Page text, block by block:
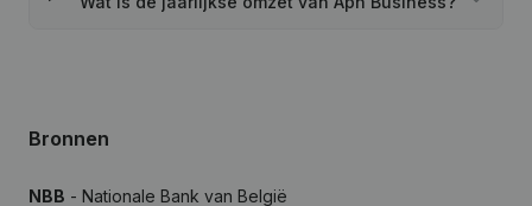
Bronnen
NBB - Nationale Bank van België